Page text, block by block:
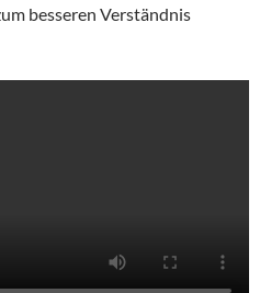
besseren Verständnis